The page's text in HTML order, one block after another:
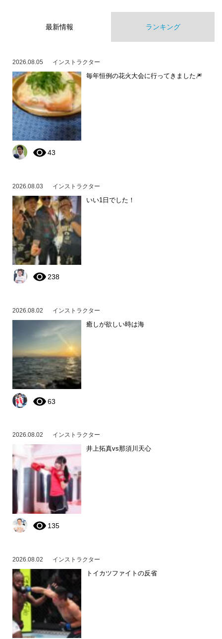
最新情報 ランキング
2026.08.05 インストラクター
毎年恒例の花火大会に行ってきました🎆
43
2026.08.03 インストラクター
いい1日でした！
238
2026.08.02 インストラクター
癒しが欲しい時は海
63
2026.08.02 インストラクター
井上拓真vs那須川天心
135
2026.08.02 インストラクター
トイカツファイトの反省